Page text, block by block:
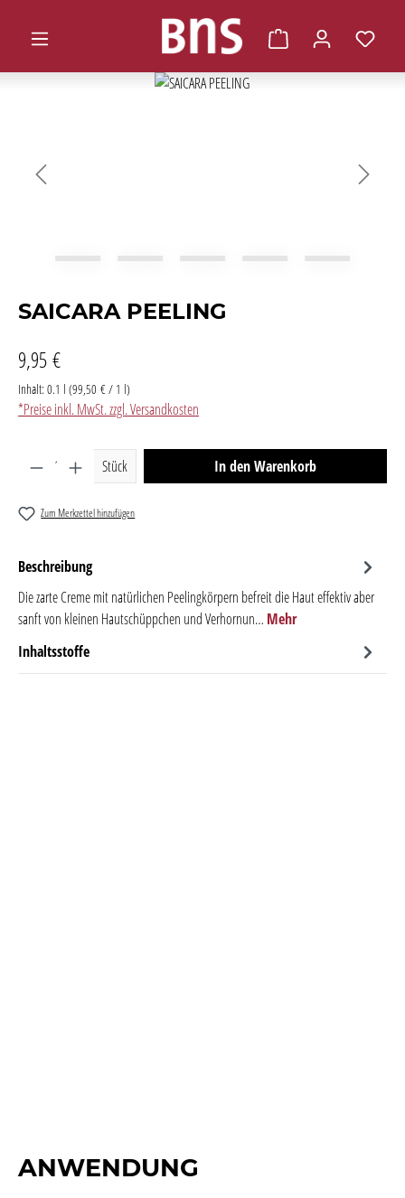
Warenkorb enthält
SAICARA PEELING
9,95 €
Inhalt: 0.1 l (99,50 € / 1 l)
*Preise inkl. MwSt. zzgl. Versandkosten
Produkt Anzahl: Gib den gewünschten Wert ein oder
Stück In den Warenkorb
Zum Merkzettel hinzufügen
Beschreibung
Die zarte Creme mit natürlichen Peelingkörpern befreit die Haut effektiv aber
sanft von kleinen Hautschüppchen und Verhornun… Mehr
Inhaltsstoffe
ANWENDUNG